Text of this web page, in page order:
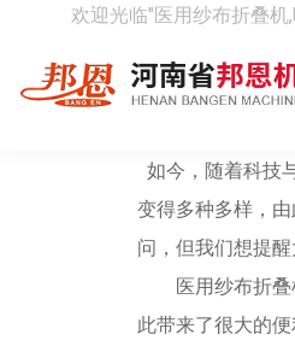
欢迎光临"医用纱布折叠
医用纱布折
[ 时间：2020-01-
如今，随着科技
变得多种多样，
问，但我们想提
医用纱布折叠机
此带来了很大的